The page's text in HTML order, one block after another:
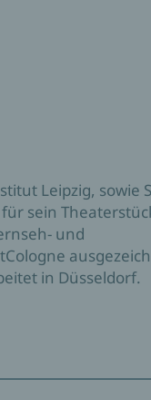
Leipzig, sowie
sein
und
in Düsseldorf.